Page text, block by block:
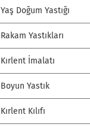
Yaş Doğum Yastığı
Rakam Yastıkları
Kırlent İmalatı
Boyun Yastık
Kırlent Kılıfı